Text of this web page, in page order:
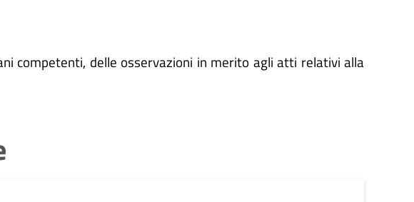
competenti, delle osservazioni in merito agli atti relativi alla